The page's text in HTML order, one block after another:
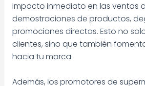
impacto inmediato en las ventas
demostraciones de productos,
promociones directas. Esto no
clientes, sino que también
hacia tu marca.
Además, los promotores de